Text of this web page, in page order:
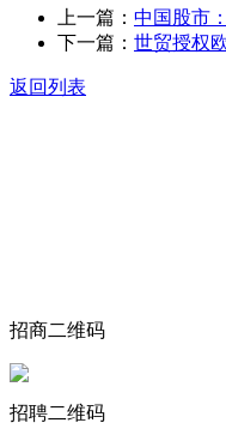
上一篇： 中国股市
下一篇： 世贸授权
返回列表
招商二维码
招聘二维码